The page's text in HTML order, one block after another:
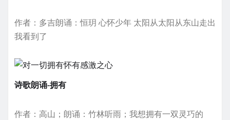
作者：多吉朗诵：恒玥 心怀少年 太阳从太阳从东山走出
我看到了
诗歌朗诵-拥有
作者：高山；朗诵：竹林听雨；我想拥有一双灵巧的